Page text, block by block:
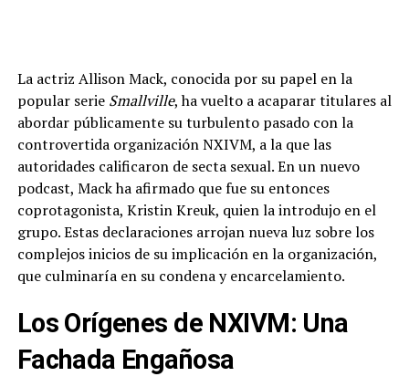
La actriz Allison Mack, conocida por su papel en la
popular serie Smallville, ha vuelto a acaparar titulares al
abordar públicamente su turbulento pasado con la
controvertida organización NXIVM, a la que las
autoridades calificaron de secta sexual. En un nuevo
podcast, Mack ha afirmado que fue su entonces
coprotagonista, Kristin Kreuk, quien la introdujo en el
grupo. Estas declaraciones arrojan nueva luz sobre los
complejos inicios de su implicación en la organización,
que culminaría en su condena y encarcelamiento.
Los Orígenes de NXIVM: Una
Fachada Engañosa